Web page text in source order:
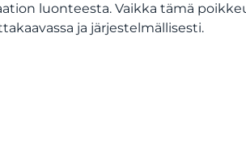
luonteesta. Vaikka tämä
ja järjestelmällisesti.